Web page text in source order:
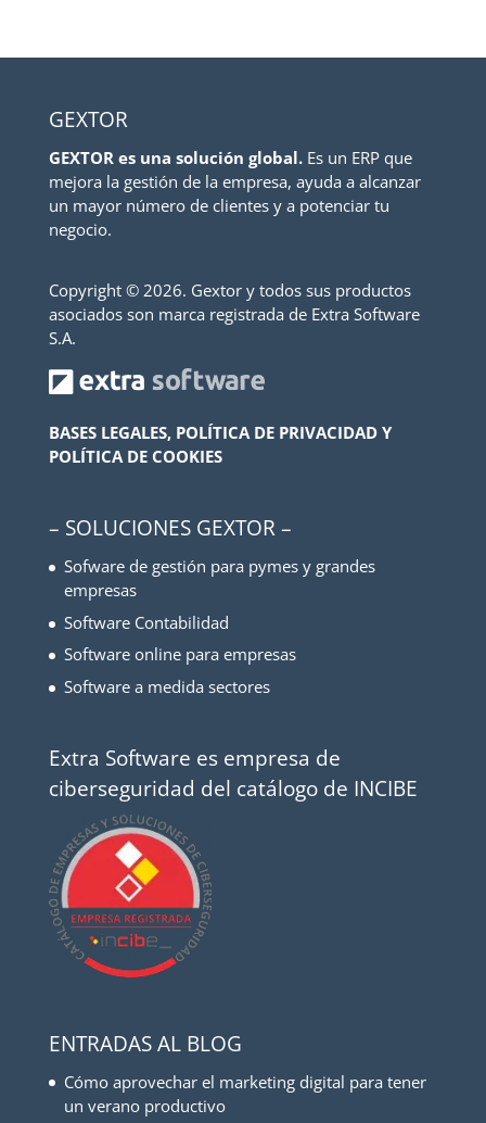
GEXTOR
GEXTOR es una solución global.Es un ERP que
mejora la gestión de la empresa, ayuda a alcanzar
un mayor número de clientes y a potenciar tu
negocio.
Copyright © 2026. Gextor y todos sus productos
asociados son marca registrada de Extra Software
S.A.
BASES LEGALES, POLÍTICA DE PRIVACIDAD Y
POLÍTICA DE COOKIES
– SOLUCIONES GEXTOR –
Sofware de gestión para pymes y grandes
empresas
Software Contabilidad
Software online para empresas
Software a medida sectores
Extra Software es empresa de
ciberseguridad del catálogo de INCIBE
ENTRADAS AL BLOG
Cómo aprovechar el marketing digital para tener
un verano productivo